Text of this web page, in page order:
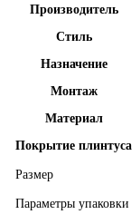
Производитель
Стиль
Назначение
Монтаж
Материал
Покрытие плинтуса
Размер
Параметры упаковки